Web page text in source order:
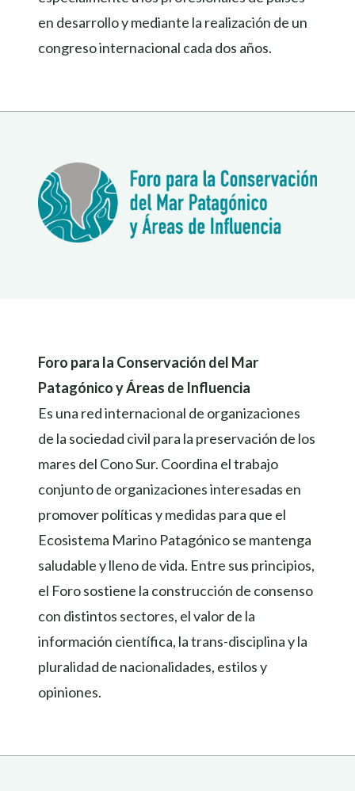
en desarrollo y mediante la realización de un
congreso internacional cada dos años.
Foro para la Conservación del Mar
Patagónico y Áreas de Influencia
Es una red internacional de organizaciones
de la sociedad civil para la preservación de los
mares del Cono Sur. Coordina el trabajo
conjunto de organizaciones interesadas en
promover políticas y medidas para que el
Ecosistema Marino Patagónico se mantenga
saludable y lleno de vida. Entre sus principios,
el Foro sostiene la construcción de consenso
con distintos sectores, el valor de la
información científica, la trans-disciplina y la
pluralidad de nacionalidades, estilos y
opiniones.